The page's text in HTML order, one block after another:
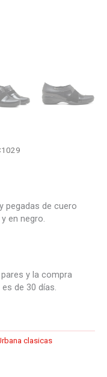
pegadas de cuero
en negro.
y la compra
de 30 días.
clasicas